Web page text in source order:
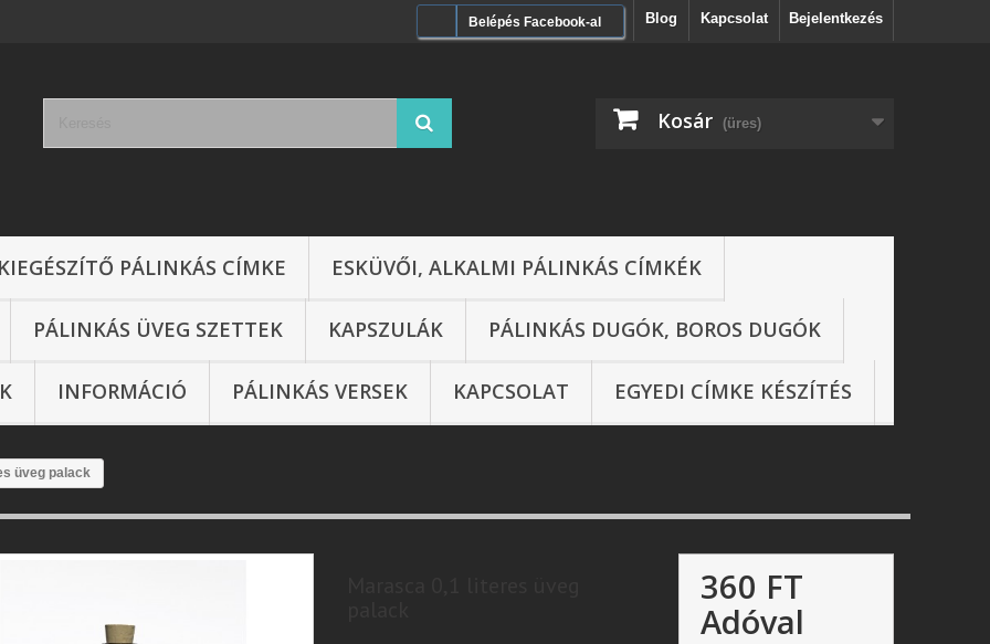
Bejelentkezés
Kapcsolat
Blog
Belépés Facebook-al
Kosár (üres)
KIEGÉSZÍTŐ PÁLINKÁS CÍMKE ESKÜVŐI, ALKALMI PÁLINKÁS CÍMKÉK
PÁLINKÁS ÜVEG SZETTEK KAPSZULÁK PÁLINKÁS DUGÓK, BOROS DUGÓK
INFORMÁCIÓ PÁLINKÁS VERSEK KAPCSOLAT EGYEDI CÍMKE KÉSZÍTÉS
üveg palack
360 FT
Adóval